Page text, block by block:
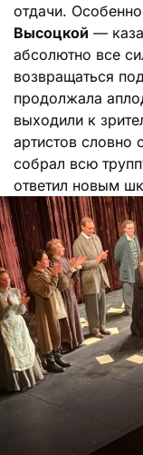
отдачи.
Высоцкой —
абсолютно все
возвращаться
продолжала
выходили к
артистов словно
собрал всю
ответил новым